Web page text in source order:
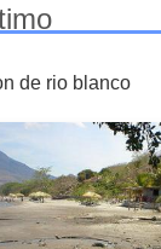
de rio blanco